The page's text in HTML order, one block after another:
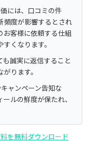
には、口コミの件
頻度が影響するとされ
お客様に依頼する仕組
くなります。
誠実に返信すること
ります。
ャンペーン告知な
ルの鮮度が保たれ、
を無料ダウンロード